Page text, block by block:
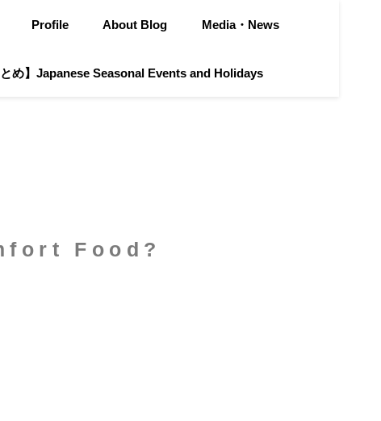
Profile About Blog Media・News
とめ】Japanese Seasonal Events and Holidays
Food?